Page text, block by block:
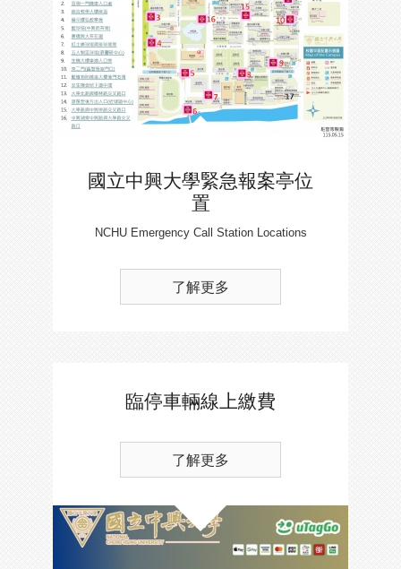
國立中興大學緊急報案亭位
置
NCHU Emergency Call Station Locations
了解更多
臨停車輛線上繳費
了解更多